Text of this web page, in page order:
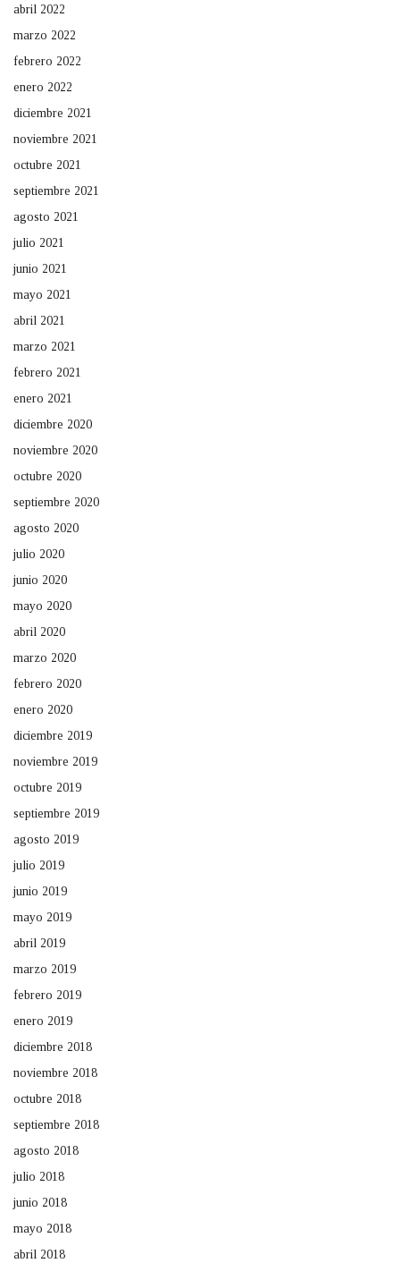
abril 2022
marzo 2022
febrero 2022
enero 2022
diciembre 2021
noviembre 2021
octubre 2021
septiembre 2021
agosto 2021
julio 2021
junio 2021
mayo 2021
abril 2021
marzo 2021
febrero 2021
enero 2021
diciembre 2020
noviembre 2020
octubre 2020
septiembre 2020
agosto 2020
julio 2020
junio 2020
mayo 2020
abril 2020
marzo 2020
febrero 2020
enero 2020
diciembre 2019
noviembre 2019
octubre 2019
septiembre 2019
agosto 2019
julio 2019
junio 2019
mayo 2019
abril 2019
marzo 2019
febrero 2019
enero 2019
diciembre 2018
noviembre 2018
octubre 2018
septiembre 2018
agosto 2018
julio 2018
junio 2018
mayo 2018
abril 2018